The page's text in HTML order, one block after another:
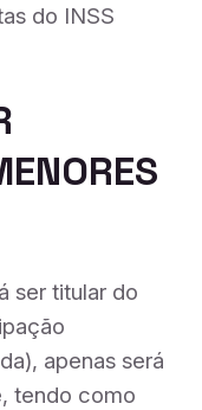
do INSS
ser titular do
apenas será
tendo como